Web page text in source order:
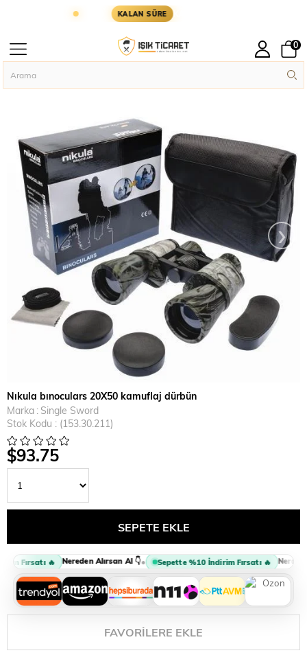
KALAN SÜRE KARGOYA YETİŞMESİ İÇİN KALAN
0
Anasayfa Nıkula bınoculars 20X50 kamuflaj
›
Nıkula bınoculars 20X50 kamuflaj dürbün
Marka : Single Sword
Stok Kodu
(153.30.211)
$93.75
Fırsatı 🔥 Nereden Alırsan Al 👇• Sepette %10 İndirim Fırsatı 🔥 Nereden
FAVORILERE EKLE